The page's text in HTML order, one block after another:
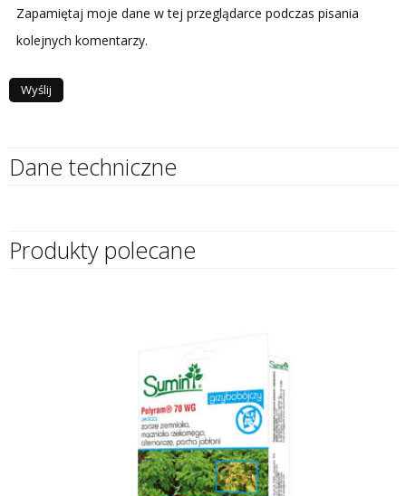
Zapamiętaj moje dane w tej przeglądarce podczas pisania
kolejnych komentarzy.
Dane techniczne
Produkty polecane